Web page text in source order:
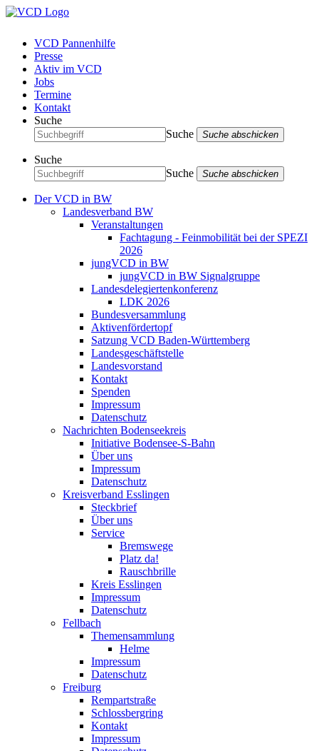
VCD Pannenhilfe
Presse
Aktiv im VCD
Jobs
Termine
Kontakt
Suche
Suche
Suche abschicken
Suche
Suche
Suche abschicken
Der VCD in BW
Landesverband BW
Veranstaltungen
Fachtagung - Feinmobilität bei der SPEZI
2026
jungVCD in BW
jungVCD in BW Signalgruppe
Landesdelegiertenkonferenz
LDK 2026
Bundesversammlung
Aktivenfördertopf
Satzung VCD Baden-Württemberg
Landesgeschäftstelle
Landesvorstand
Kontakt
Spenden
Impressum
Datenschutz
Nachrichten Bodenseekreis
Initiative Bodensee-S-Bahn
Über uns
Impressum
Datenschutz
Kreisverband Esslingen
Steckbrief
Über uns
Service
Bremswege
Platz da!
Rauschbrille
Kreis Esslingen
Impressum
Datenschutz
Fellbach
Themensammlung
Helme
Impressum
Datenschutz
Freiburg
Rempartstraße
Schlossbergring
Kontakt
Impressum